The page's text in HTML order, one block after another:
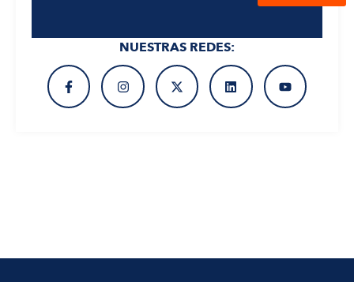
NUESTRAS REDES: